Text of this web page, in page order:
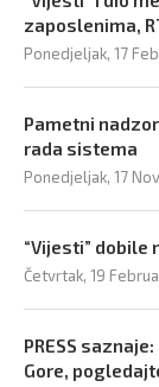
zaposlenima,
Ponedjeljak, 17
Pametni
rada sistema
Ponedjeljak, 17
“Vijesti” dobile
Četvrtak, 19
PRESS
Gore,